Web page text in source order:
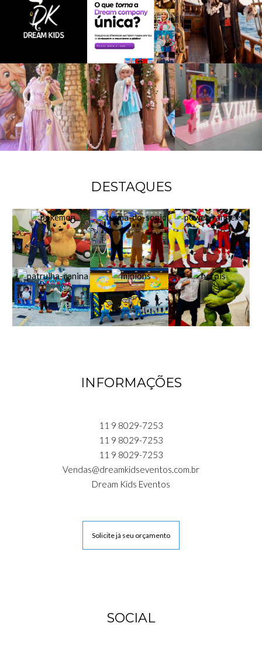
DESTAQUES
INFORMAÇÕES
11 9 8029-7253
11 9 8029-7253
11 9 8029-7253
Vendas@dreamkidseventos.com.br
Dream Kids Eventos
Solicite já seu orçamento
SOCIAL